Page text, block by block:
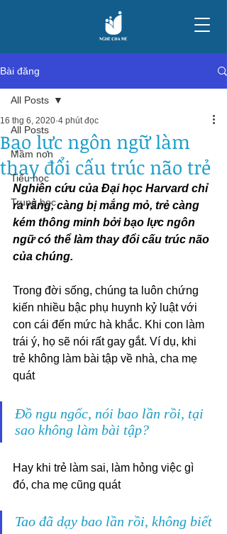
Bài đăng
All Posts
Mầm non
Tiểu học
Trung học
All Posts
Bạo lực ngôn ngữ làm
thay đổi cấu trúc não trẻ
16 thg 6, 2020 4 phút đọc
Nghiên cứu của Đại học Harvard chỉ
ra rằng, càng bị mắng mỏ, trẻ càng
kém thông minh bởi bạo lực ngôn
ngữ có thể làm thay đổi cấu trúc não
của chúng.
Trong đời sống, chúng ta luôn chứng
kiến nhiều bậc phụ huynh kỷ luật với
con cái đến mức hà khắc. Khi con làm
trái ý, họ sẽ nói rất gay gắt. Ví dụ, khi
trẻ không làm bài tập về nhà, cha mẹ
quát
Đồ ngu ngốc, nói bao lần rồi, tại
sao không làm bài tập?
Hay khi trẻ làm sai, làm hỏng việc gì
đó, cha mẹ cũng quát
Tao đã dạy bao lần rồi, không biết